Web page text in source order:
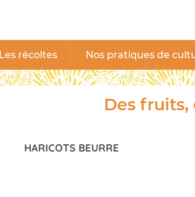
Les récoltes Nos pratiques de
Des fruits,
HARICOTS BEURRE